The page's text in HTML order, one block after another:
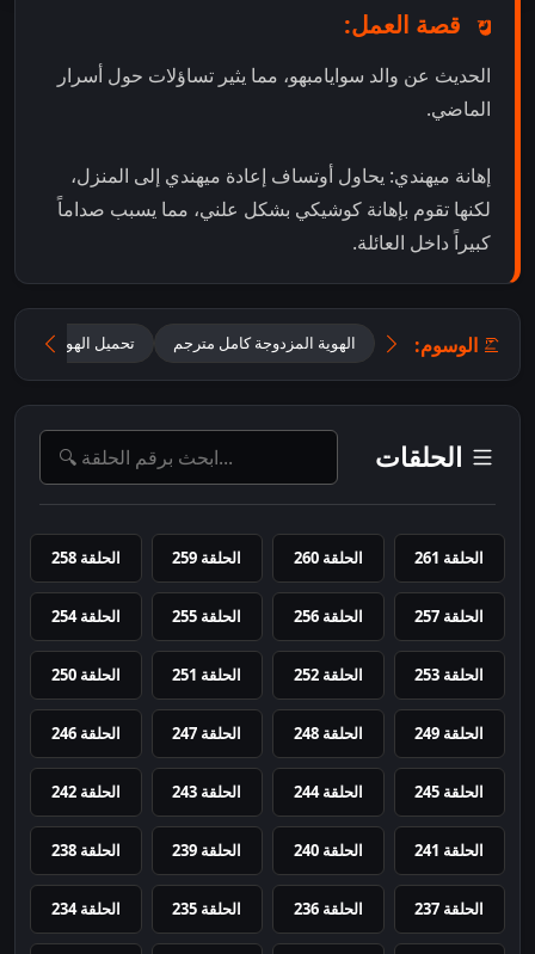
قصة العمل:
الحديث عن والد سوايامبهو، مما يثير تساؤلات حول أسرار
الماضي.
إهانة ميهندي: يحاول أوتساف إعادة ميهندي إلى المنزل،
لكنها تقوم بإهانة كوشيكي بشكل علني، مما يسبب صداماً
كبيراً داخل العائلة.
الوسوم: الهوية المزدوجة كامل مترجم تحميل الهوية المزدوجة 2025 مترجم
الحلقات
الحلقة 261 الحلقة 260 الحلقة 259 الحلقة 258
الحلقة 257 الحلقة 256 الحلقة 255 الحلقة 254
الحلقة 253 الحلقة 252 الحلقة 251 الحلقة 250
الحلقة 249 الحلقة 248 الحلقة 247 الحلقة 246
الحلقة 245 الحلقة 244 الحلقة 243 الحلقة 242
الحلقة 241 الحلقة 240 الحلقة 239 الحلقة 238
الحلقة 237 الحلقة 236 الحلقة 235 الحلقة 234